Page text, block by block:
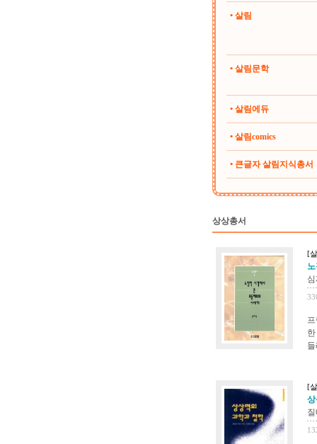
• 살림
• 살림문학
• 살림에듀
• 살림comics
• 큰글자 살림지식총서
상상총서
[
노
[
상